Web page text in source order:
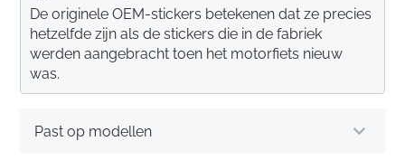
Past op modellen
De originele OEM-stickers betekenen dat ze precies
hetzelfde zijn als de stickers die in de fabriek
werden aangebracht toen het motorfiets nieuw
was.